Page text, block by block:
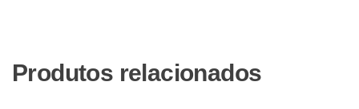
Produtos relacionados